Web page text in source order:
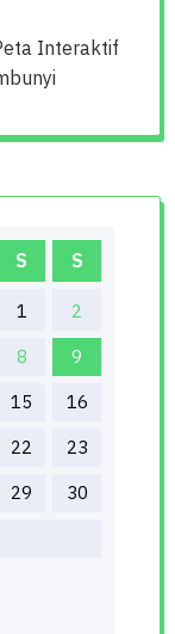
Interaktif
S S
1
2
8
9
15
16
22
23
29
30